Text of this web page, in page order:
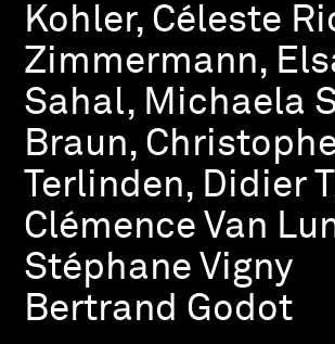
Kohler, Céleste
Zimmermann,
Sahal, Michaela
Braun,
Terlinden, Didier
Clémence Van
Stéphane Vigny
Bertrand Godot